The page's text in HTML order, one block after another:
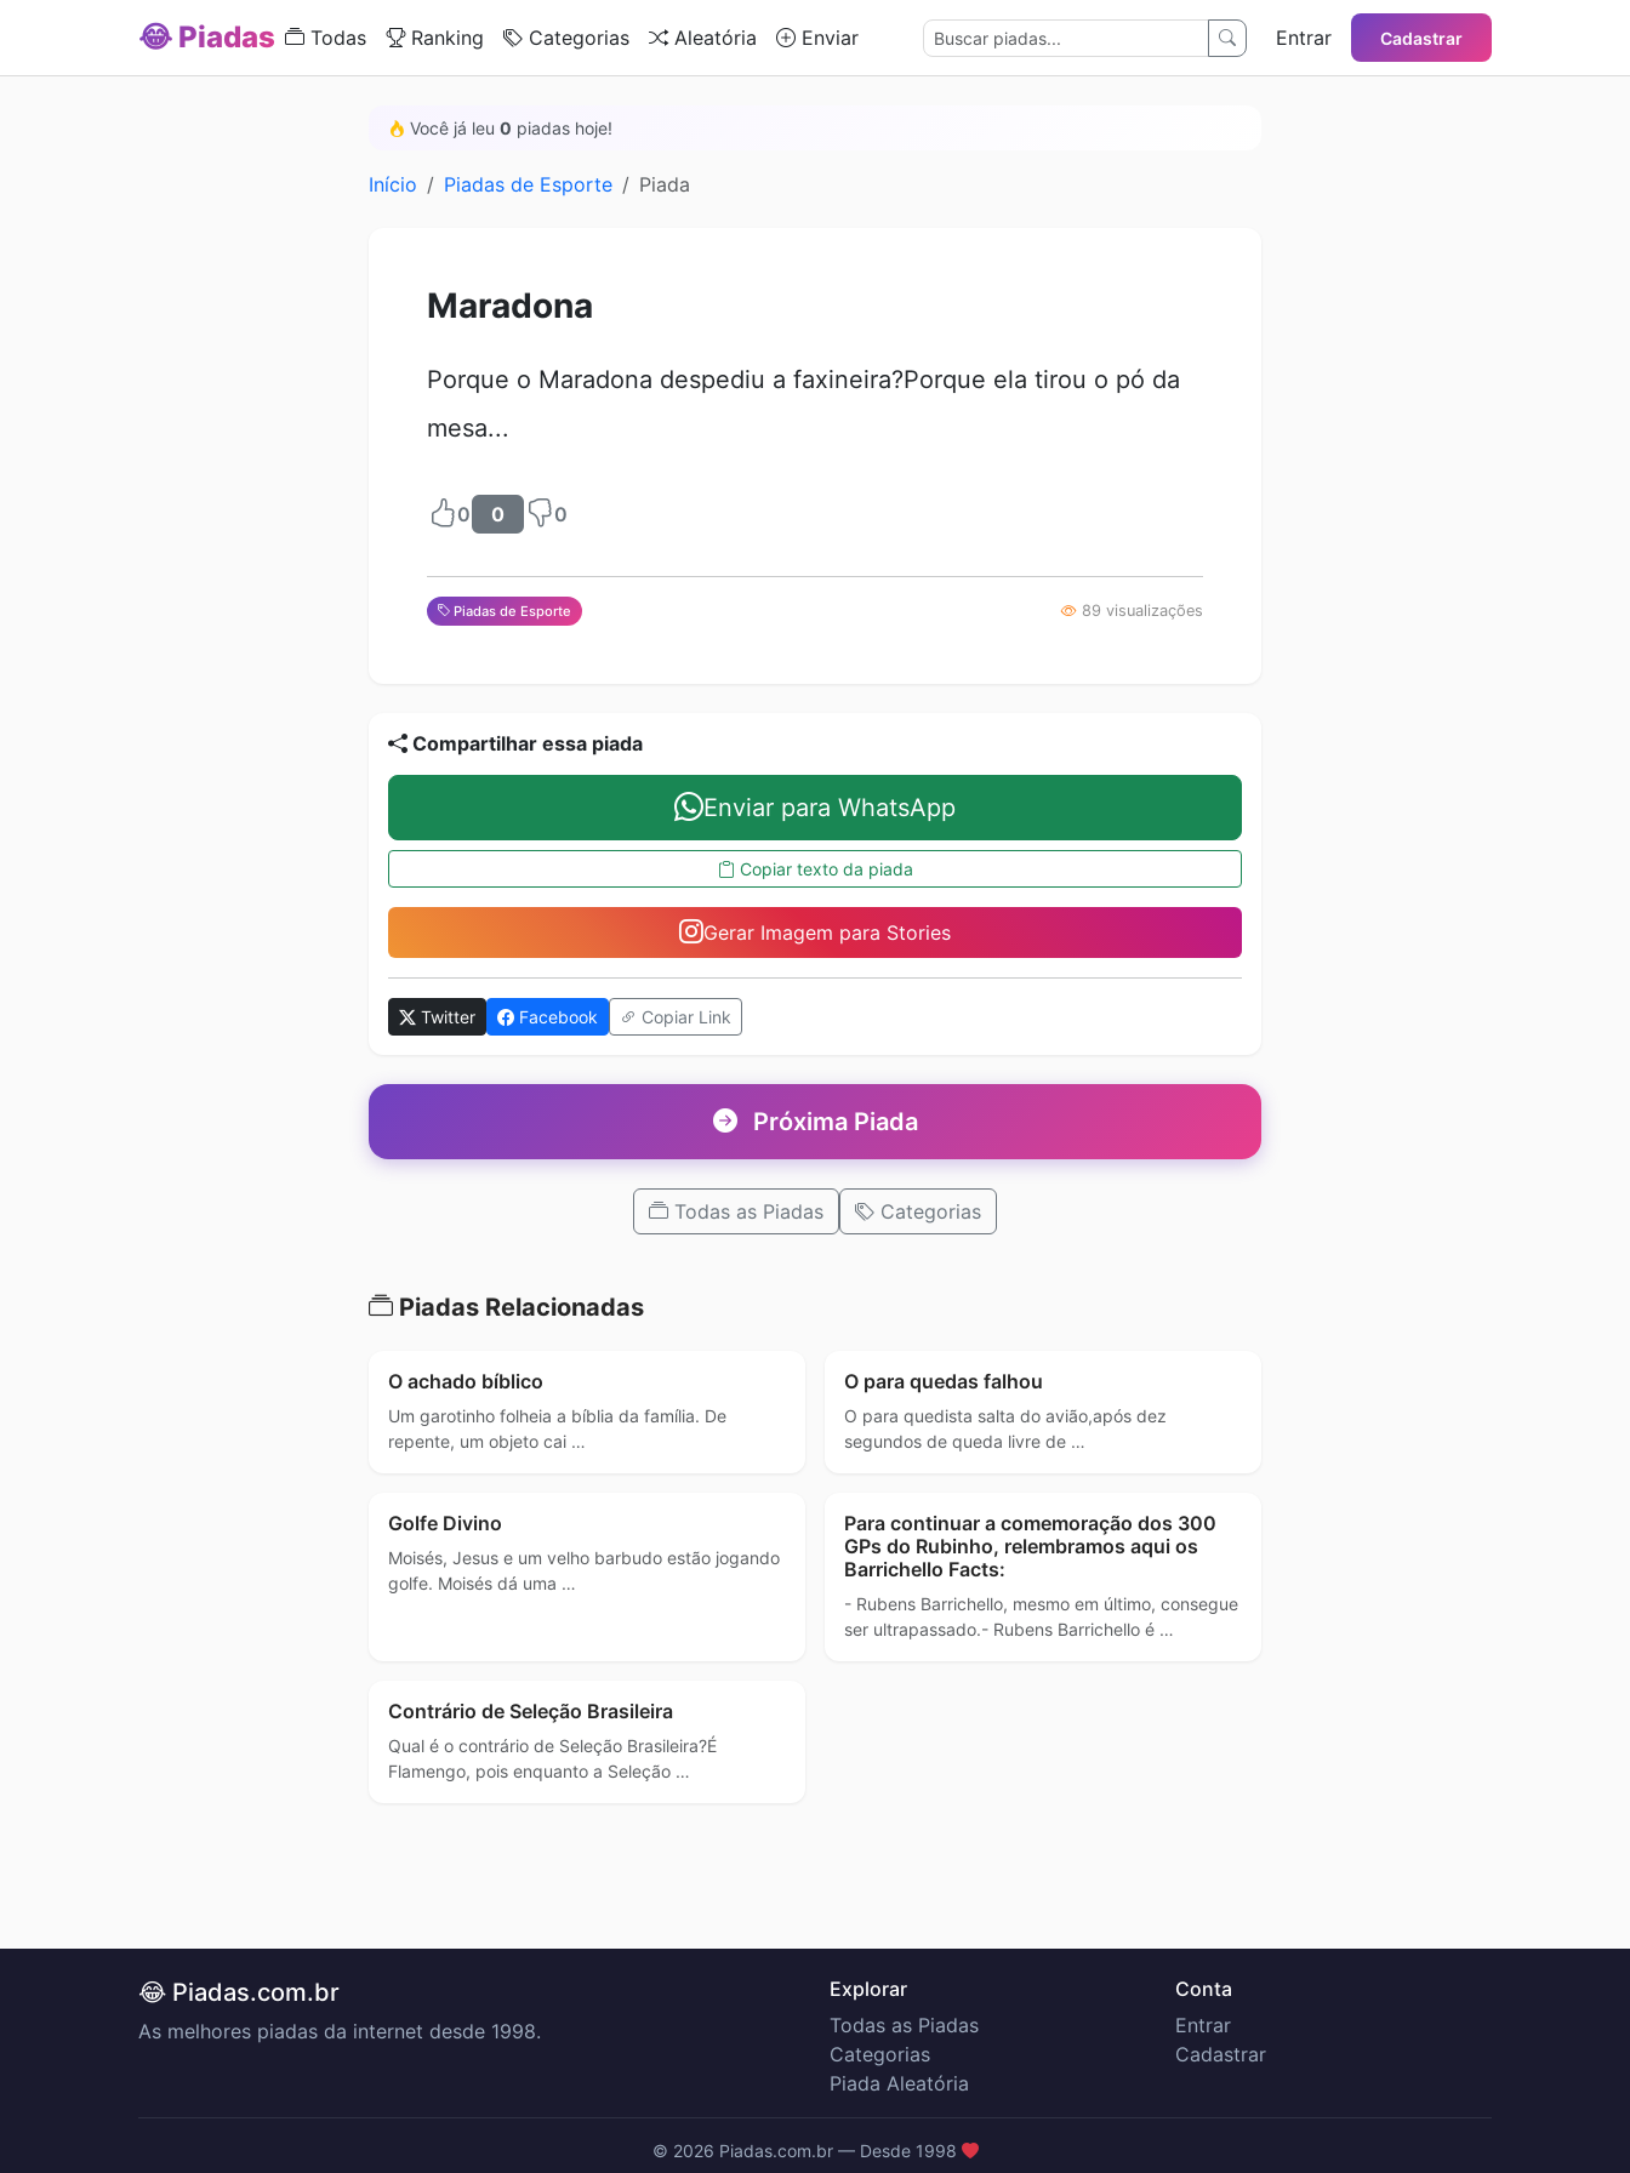
😂 Piadas Todas Ranking Categorias Aleatória Enviar Entrar Cadastrar
Você já leu 0 piadas hoje!
Início Piadas de Esporte Piada
Maradona
Porque o Maradona despediu a faxineira?Porque ela tirou o pó da
mesa...
0 0 0
Piadas de Esporte 89 visualizações
Compartilhar essa piada
Enviar para WhatsApp
Copiar texto da piada
Gerar Imagem para Stories
Twitter Facebook Copiar Link
Próxima Piada
Todas as Piadas Categorias
Piadas Relacionadas
O achado bíblico
Um garotinho folheia a bíblia da família. De
repente, um objeto cai …
O para quedas falhou
O para quedista salta do avião,após dez
segundos de queda livre de …
Golfe Divino
Moisés, Jesus e um velho barbudo estão jogando
golfe. Moisés dá uma …
Para continuar a comemoração dos 300
GPs do Rubinho, relembramos aqui os
Barrichello Facts:
- Rubens Barrichello, mesmo em último, consegue
ser ultrapassado.- Rubens Barrichello é …
Contrário de Seleção Brasileira
Qual é o contrário de Seleção Brasileira?É
Flamengo, pois enquanto a Seleção …
😂 Piadas.com.br
As melhores piadas da internet desde 1998.
Explorar
Todas as Piadas
Categorias
Piada Aleatória
Conta
Entrar
Cadastrar
© 2026 Piadas.com.br — Desde 1998